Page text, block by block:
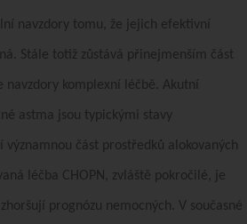
navzdory tomu, že jejich efektivní
Stále totiž zůstává přinejmenším část
komplexní léčbě. Akutní
astma jsou typickými stavy
část prostředků alokovaných
léčba CHOPN, zvláště pokročilé, je
prognózu nemocných. V současné